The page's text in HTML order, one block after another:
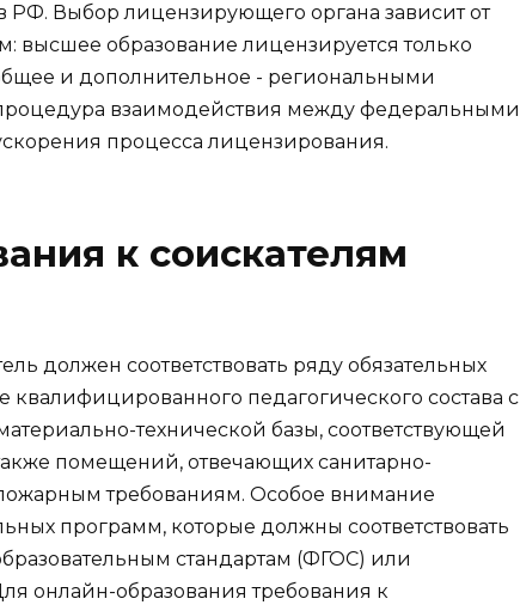
РФ. Выбор лицензирующего органа зависит от
высшее образование лицензируется только
и дополнительное - региональными
взаимодействия между федеральными
процесса лицензирования.
к соискателям
должен соответствовать ряду обязательных
квалифицированного педагогического состава с
технической базы, соответствующей
помещений, отвечающих санитарно-
требованиям. Особое внимание
программ, которые должны соответствовать
стандартам (ФГОС) или
онлайн-образования требования к